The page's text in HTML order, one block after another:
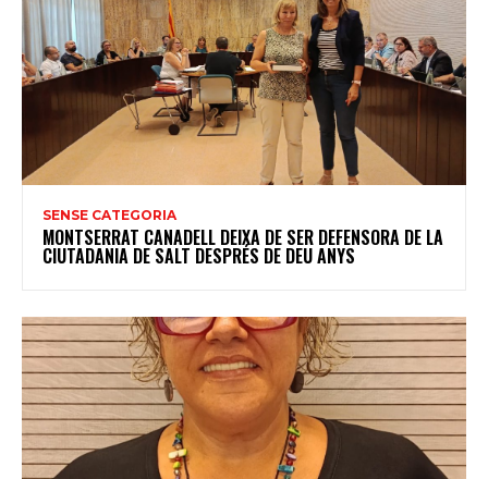
SENSE CATEGORIA
MONTSERRAT CANADELL DEIXA DE SER DEFENSORA DE LA
CIUTADANIA DE SALT DESPRÉS DE DEU ANYS